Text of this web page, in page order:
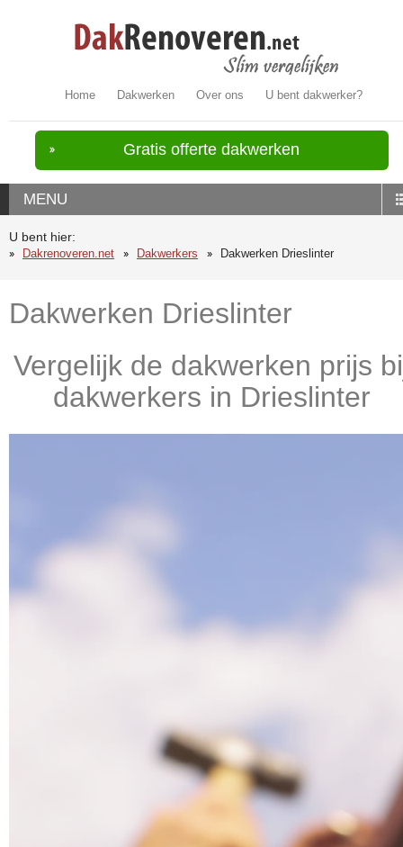
Home Dakwerken Over ons U bent dakwerker?
Gratis offerte dakwerken
MENU
U bent hier:
Dakrenoveren.net
Dakwerkers Dakwerken Drieslinter
Dakwerken Drieslinter
Vergelijk de dakwerken prijs
dakwerkers in Drieslinter